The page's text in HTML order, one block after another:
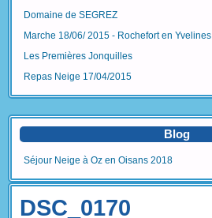
Domaine de SEGREZ
Marche 18/06/ 2015 - Rochefort en Yvelines
Les Premières Jonquilles
Repas Neige 17/04/2015
Blog
Séjour Neige à Oz en Oisans 2018
DSC_0170